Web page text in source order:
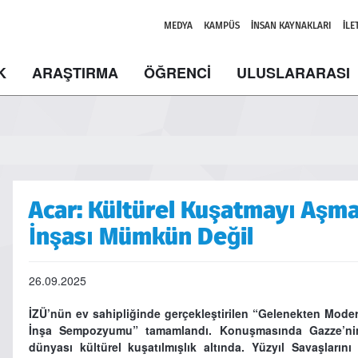
MEDYA KAMPÜS İNSAN KAYNAKLARI
ARAŞTIRMA ÖĞRENCİ ULUSLARARASI
Acar: Kültürel Kuşatmayı
İnşası Mümkün Değil
26.09.2025
İZÜ’nün ev sahipliğinde gerçekleştirilen “Gelenekten
İnşa Sempozyumu” tamamlandı. Konuşmasında
dünyası kültürel kuşatılmışlık altında. Yüzyıl